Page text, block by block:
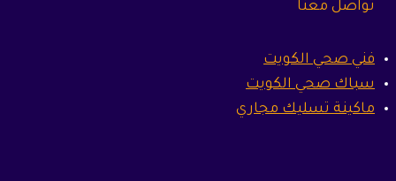
تواصل معنا
فني صحي الكويت
سباك صحي الكويت
ماكينة تسليك مجاري